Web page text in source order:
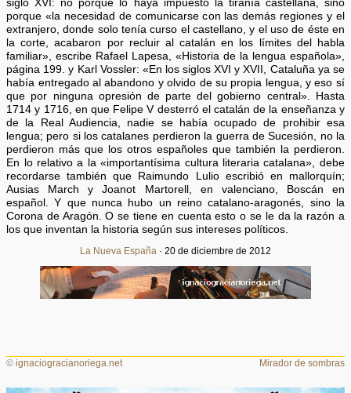
siglo XVI: no porque lo haya impuesto la tiranía castellana, sino
porque «la necesidad de comunicarse con las demás regiones y el
extranjero, donde solo tenía curso el castellano, y el uso de éste en
la corte, acabaron por recluir al catalán en los límites del habla
familiar», escribe Rafael Lapesa, «Historia de la lengua española»,
página 199. y Karl Vossler: «En los siglos XVI y XVII, Cataluña ya se
había entregado al abandono y olvido de su propia lengua, y eso sí
que por ninguna opresión de parte del gobierno central». Hasta
1714 y 1716, en que Felipe V desterró el catalán de la enseñanza y
de la Real Audiencia, nadie se había ocupado de prohibir esa
lengua; pero si los catalanes perdieron la guerra de Sucesión, no la
perdieron más que los otros españoles que también la perdieron.
En lo relativo a la «importantísima cultura literaria catalana», debe
recordarse también que Raimundo Lulio escribió en mallorquín;
Ausias March y Joanot Martorell, en valenciano, Boscán en
español. Y que nunca hubo un reino catalano-aragonés, sino la
Corona de Aragón. O se tiene en cuenta esto o se le da la razón a
los que inventan la historia según sus intereses políticos.
La Nueva España · 20 de diciembre de 2012
©ignaciogracianoriega.net Mirador de sombras